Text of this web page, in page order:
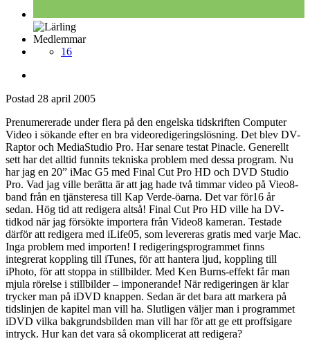
Medlemmar
16
Postad 28 april 2005
Prenumererade under flera på den engelska tidskriften Computer
Video i sökande efter en bra videoredigeringslösning. Det blev DV-
Raptor och MediaStudio Pro. Har senare testat Pinacle. Generellt
sett har det alltid funnits tekniska problem med dessa program. Nu
har jag en 20” iMac G5 med Final Cut Pro HD och DVD Studio
Pro. Vad jag ville berätta är att jag hade två timmar video på Vieo8-
band från en tjänsteresa till Kap Verde-öarna. Det var för16 år
sedan. Hög tid att redigera altså! Final Cut Pro HD ville ha DV-
tidkod när jag försökte importera från Video8 kameran. Testade
därför att redigera med iLife05, som levereras gratis med varje Mac.
Inga problem med importen! I redigeringsprogrammet finns
integrerat koppling till iTunes, för att hantera ljud, koppling till
iPhoto, för att stoppa in stillbilder. Med Ken Burns-effekt får man
mjula rörelse i stillbilder – imponerande! När redigeringen är klar
trycker man på iDVD knappen. Sedan är det bara att markera på
tidslinjen de kapitel man vill ha. Slutligen väljer man i programmet
iDVD vilka bakgrundsbilden man vill har för att ge ett proffsigare
intryck. Hur kan det vara så okomplicerat att redigera?